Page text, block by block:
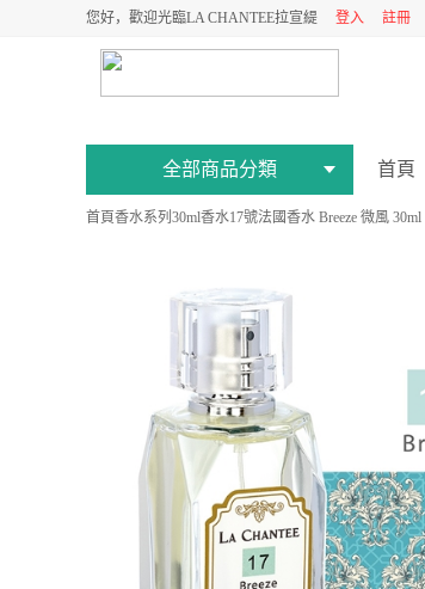
您好，歡迎光臨LA CHANTEE拉宣緹 登入 註冊
全部商品分類 首頁
首頁香水系列 30ml香水17號法國香水 Breeze 微風 30ml